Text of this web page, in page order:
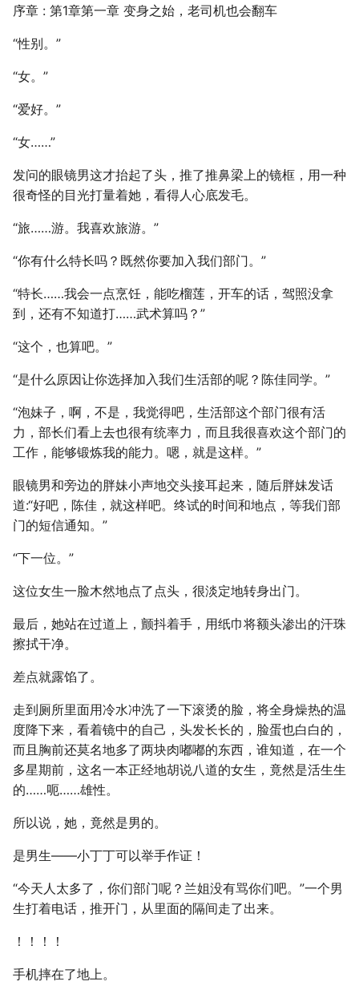
序章 : 第1章第一章 变身之始，老司机也会翻车
“性别。”
“女。”
“爱好。”
“女……”
发问的眼镜男这才抬起了头，推了推鼻梁上的镜框，用一种
很奇怪的目光打量着她，看得人心底发毛。
“旅……游。我喜欢旅游。”
“你有什么特长吗？既然你要加入我们部门。”
“特长……我会一点烹饪，能吃榴莲，开车的话，驾照没拿
到，还有不知道打……武术算吗？”
“这个，也算吧。”
“是什么原因让你选择加入我们生活部的呢？陈佳同学。”
“泡妹子，啊，不是，我觉得吧，生活部这个部门很有活
力，部长们看上去也很有统率力，而且我很喜欢这个部门的
工作，能够锻炼我的能力。嗯，就是这样。”
眼镜男和旁边的胖妹小声地交头接耳起来，随后胖妹发话
道:“好吧，陈佳，就这样吧。终试的时间和地点，等我们部
门的短信通知。”
“下一位。”
这位女生一脸木然地点了点头，很淡定地转身出门。
最后，她站在过道上，颤抖着手，用纸巾将额头渗出的汗珠
擦拭干净。
差点就露馅了。
走到厕所里面用冷水冲洗了一下滚烫的脸，将全身燥热的温
度降下来，看着镜中的自己，头发长长的，脸蛋也白白的，
而且胸前还莫名地多了两块肉嘟嘟的东西，谁知道，在一个
多星期前，这名一本正经地胡说八道的女生，竟然是活生生
的……呃……雄性。
所以说，她，竟然是男的。
是男生——小丁丁可以举手作证！
“今天人太多了，你们部门呢？兰姐没有骂你们吧。”一个男
生打着电话，推开门，从里面的隔间走了出来。
！！！！
手机摔在了地上。